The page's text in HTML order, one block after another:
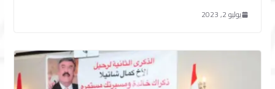
يوليو 2, 2023